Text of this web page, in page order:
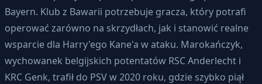
Bayern. Klub z Bawarii potrzebuje gracza, który potrafi
operować zarówno na skrzydłach, jak i stanowić realne
wsparcie dla Harry'ego Kane'a w ataku. Marokańczyk,
wychowanek belgijskich potentatów RSC Anderlecht i
KRC Genk, trafił do PSV w 2020 roku, gdzie szybko piął